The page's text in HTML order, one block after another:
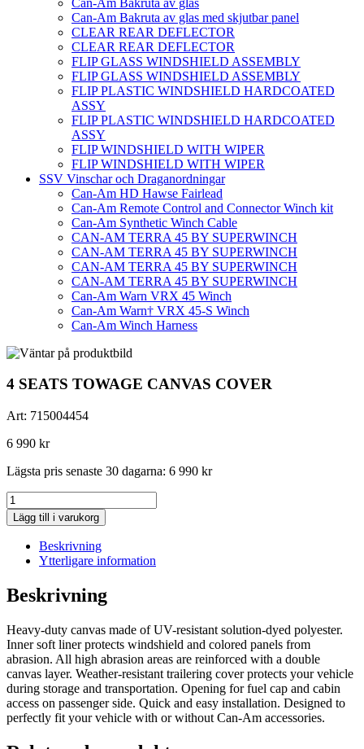
Can-Am Bakruta av glas med skjutbar panel
CLEAR REAR DEFLECTOR
CLEAR REAR DEFLECTOR
FLIP GLASS WINDSHIELD ASSEMBLY
FLIP GLASS WINDSHIELD ASSEMBLY
FLIP PLASTIC WINDSHIELD HARDCOATED
ASSY
FLIP PLASTIC WINDSHIELD HARDCOATED
ASSY
FLIP WINDSHIELD WITH WIPER
FLIP WINDSHIELD WITH WIPER
SSV Vinschar och Draganordningar
Can-Am HD Hawse Fairlead
Can-Am Remote Control and Connector Winch kit
Can-Am Synthetic Winch Cable
CAN-AM TERRA 45 BY SUPERWINCH
CAN-AM TERRA 45 BY SUPERWINCH
CAN-AM TERRA 45 BY SUPERWINCH
CAN-AM TERRA 45 BY SUPERWINCH
Can-Am Warn VRX 45 Winch
Can-Am Warn† VRX 45-S Winch
Can-Am Winch Harness
4 SEATS TOWAGE CANVAS COVER
Art: 715004454
6 990 kr
Lägsta pris senaste 30 dagarna: 6 990 kr
4
SEATS
TOWAGE
CANVAS
COVER
mängd
Lägg till i varukorg
Beskrivning
Ytterligare information
Beskrivning
Heavy-duty canvas made of UV-resistant solution-dyed polyester.
Inner soft liner protects windshield and colored panels from
abrasion. All high abrasion areas are reinforced with a double
canvas layer. Weather-resistant trailering cover protects your vehicle
during storage and transportation. Opening for fuel cap and cabin
access on passenger side. Quick and easy installation. Designed to
perfectly fit your vehicle with or without Can-Am accessories.